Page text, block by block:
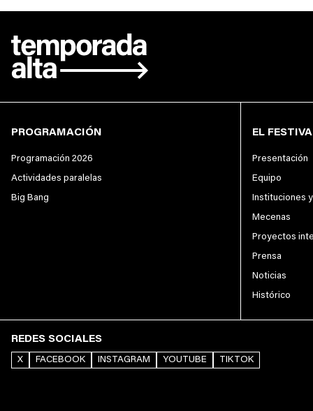
PROGRAMACIÓN
Programación 2026
Actividades paralelas
Big Bang
EL
Presentación
Equipo
Instituciones
Mecenas
Proyectos
Prensa
Noticias
Histórico
REDES SOCIALES
X FACEBOOK INSTAGRAM YOUTUBE TIKTOK